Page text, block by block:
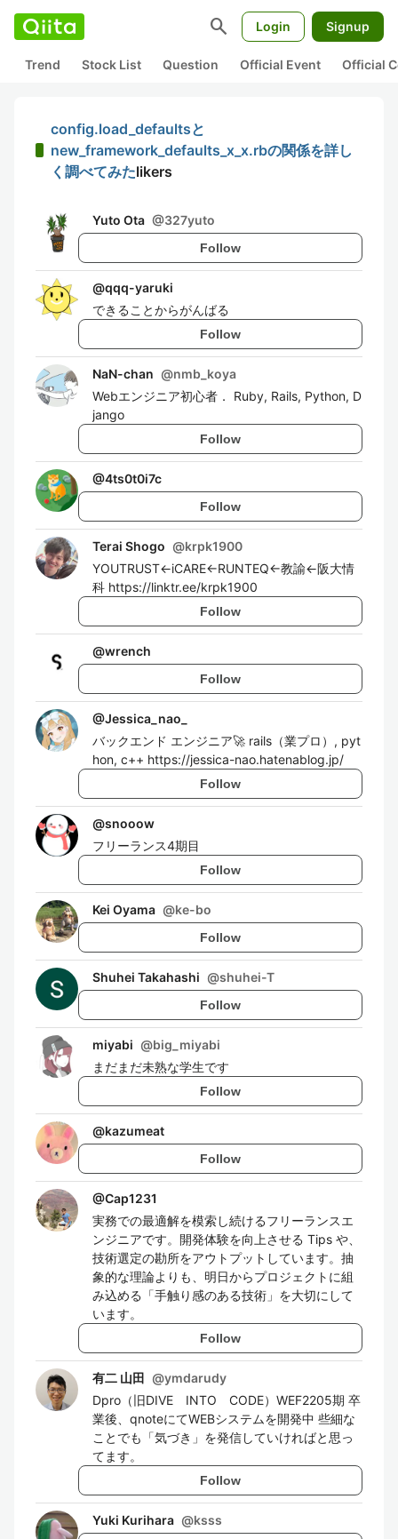
search Login Signup
Trend Stock List Question Official Event Official
config.load_defaultsと
new_framework_defaults_x_x.rbの関係を詳し
く調べてみたlikers
Yuto Ota @327yuto
Follow
@qqq-yaruki
できることからがんばる
Follow
NaN-chan @nmb_koya
Webエンジニア初心者． Ruby, Rails, Python, D
jango
Follow
@4ts0t0i7c
Follow
Terai Shogo @krpk1900
YOUTRUST←iCARE←RUNTEQ←教諭←阪大情
科 https://linktr.ee/krpk1900
Follow
@wrench
Follow
@Jessica_nao_
バックエンド エンジニア🚀 rails（業プロ）, pyt
hon, c++ https://jessica-nao.hatenablog.jp/
Follow
@snooow
フリーランス4期目
Follow
Kei Oyama @ke-bo
Follow
Shuhei Takahashi @shuhei-T
Follow
miyabi @big_miyabi
まだまだ未熟な学生です
Follow
@kazumeat
Follow
@Cap1231
実務での最適解を模索し続けるフリーランスエ
ンジニアです。開発体験を向上させる Tips や、
技術選定の勘所をアウトプットしています。抽
象的な理論よりも、明日からプロジェクトに組
み込める「手触り感のある技術」を大切にして
います。
Follow
有二 山田 @ymdarudy
Dpro（旧DIVE INTO CODE）WEF2205期 卒
業後、qnoteにてWEBシステムを開発中 些細な
ことでも「気づき」を発信していければと思っ
てます。
Follow
Yuki Kurihara @ksss